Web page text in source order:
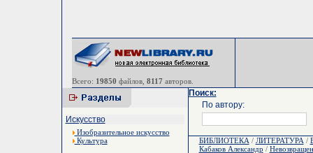
Всего: 19850 файлов, 8117 авторов.
Искусство
Изобразительное искусство
Культура
Поиск:
По автору:
БИБЛИОТЕКА / ЛИТЕРАТУРА /
Кабаков Александр /